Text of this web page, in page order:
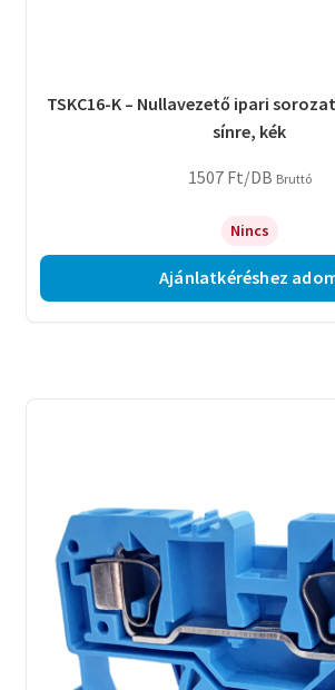
TSKC16-K – Nullavezető ipari
sínre, kék
1507 Ft/DB Bruttó
Nincs
Ajánlatkéréshez